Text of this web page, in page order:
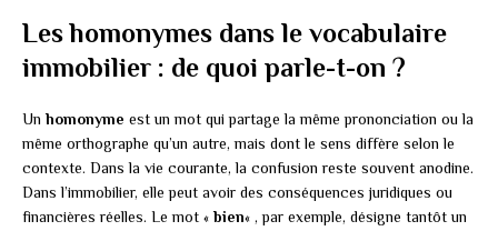
Les homonymes dans le vocabulaire
immobilier : de quoi parle-t-on ?
Unhomonyme est un mot qui partage la même prononciation ou la
même orthographe qu’un autre, mais dont le sens diffère selon le
contexte. Dans la vie courante, la confusion reste souvent anodine.
Dans l’immobilier, elle peut avoir des conséquences juridiques ou
financières réelles. Le mot «bien« , par exemple, désigne tantôt un